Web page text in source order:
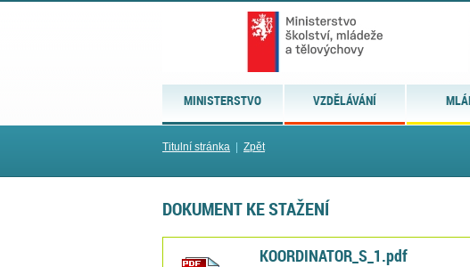
MINISTERSTVO VZDĚLÁVÁNÍ
Titulní stránka Zpět
DOKUMENT KE STAŽENÍ
KOORDINATOR_S_1.pdf